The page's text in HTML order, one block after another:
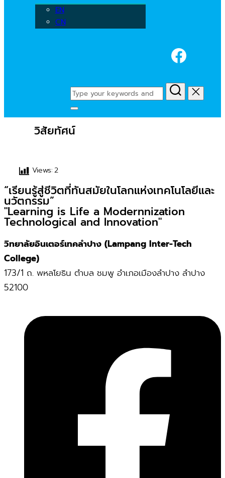
EN
CN
Search
for:
Toggle
sidebar
&
วิสัยทัศน์
Views:2
“เรียนรู้สู่ชีวิตที่ทันสมัยในโลกแห่งเทคโนโลยีและ
นวัตกรรม”
"Learning is Life a Modernnization
Technological and Innovation"
วิทยาลัยอินเตอร์เทคลำปาง (Lampang Inter-Tech
College)
173/1 ถ. พหลโยธิน ตำบล ชมพู อำเภอเมืองลำปาง ลำปาง
52100